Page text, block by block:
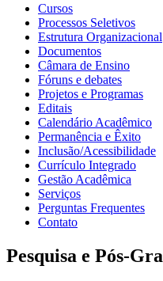
Cursos
Processos Seletivos
Estrutura Organizacional
Documentos
Câmara de Ensino
Fóruns e debates
Projetos e Programas
Editais
Calendário Acadêmico
Permanência e Êxito
Inclusão/Acessibilidade
Currículo Integrado
Gestão Acadêmica
Serviços
Perguntas Frequentes
Contato
Pesquisa e Pós-